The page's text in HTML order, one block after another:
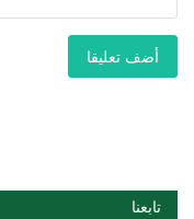
أضف تعليقا
تابعنا